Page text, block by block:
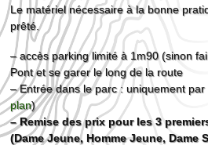
Le matériel nécessaire à la bonne
prêté.
– accès parking limité à 1m90 (sinon
Pont et se garer le long de la route
– Entrée dans le parc : uniquement par
plan)
– Remise des prix pour les 3
(Dame Jeune, Homme Jeune, Dame